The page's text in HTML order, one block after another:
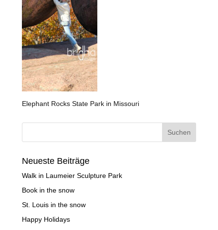
Elephant Rocks State Park in Missouri
Neueste Beiträge
Walk in Laumeier Sculpture Park
Book in the snow
St. Louis in the snow
Happy Holidays